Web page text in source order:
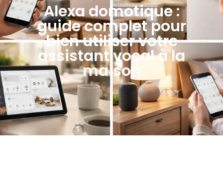
Alexa domotique :
guide complet pour
bien utiliser votre
assistant vocal à la
maison